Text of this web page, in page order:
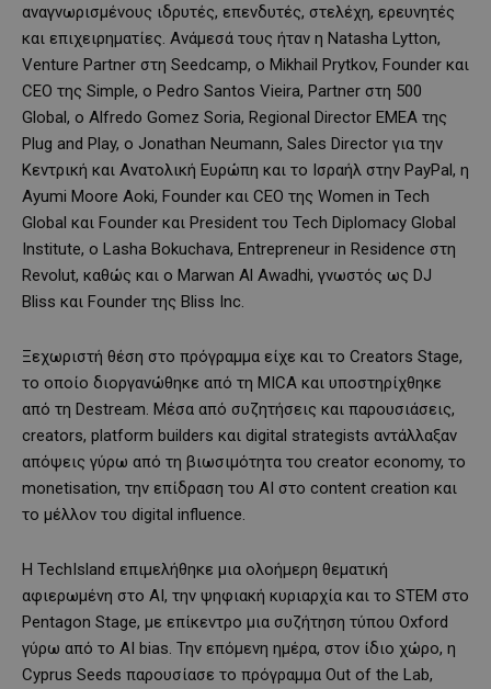
αναγνωρισμένους ιδρυτές, επενδυτές, στελέχη, ερευνητές
και επιχειρηματίες. Ανάμεσά τους ήταν η Natasha Lytton,
Venture Partner στη Seedcamp, ο Mikhail Prytkov, Founder και
CEO της Simple, ο Pedro Santos Vieira, Partner στη 500
Global, ο Alfredo Gomez Soria, Regional Director EMEA της
Plug and Play, ο Jonathan Neumann, Sales Director για την
Κεντρική και Ανατολική Ευρώπη και το Ισραήλ στην PayPal, η
Ayumi Moore Aoki, Founder και CEO της Women in Tech
Global και Founder και President του Tech Diplomacy Global
Institute, ο Lasha Bokuchava, Entrepreneur in Residence στη
Revolut, καθώς και ο Marwan Al Awadhi, γνωστός ως DJ
Bliss και Founder της Bliss Inc.
Ξεχωριστή θέση στο πρόγραμμα είχε και το Creators Stage,
το οποίο διοργανώθηκε από τη MICA και υποστηρίχθηκε
από τη Destream. Μέσα από συζητήσεις και παρουσιάσεις,
creators, platform builders και digital strategists αντάλλαξαν
απόψεις γύρω από τη βιωσιμότητα του creator economy, το
monetisation, την επίδραση του AI στο content creation και
το μέλλον του digital influence.
Η TechIsland επιμελήθηκε μια ολοήμερη θεματική
αφιερωμένη στο AI, την ψηφιακή κυριαρχία και το STEM στο
Pentagon Stage, με επίκεντρο μια συζήτηση τύπου Oxford
γύρω από το AI bias. Την επόμενη ημέρα, στον ίδιο χώρο, η
Cyprus Seeds παρουσίασε το πρόγραμμα Out of the Lab,